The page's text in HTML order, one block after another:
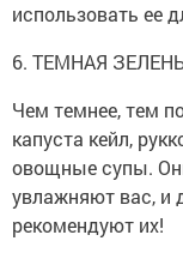
использовать ее
6. ТЕМНАЯ
Чем темнее, тем
капуста кейл,
овощные супы.
увлажняют вас, и
рекомендуют их!